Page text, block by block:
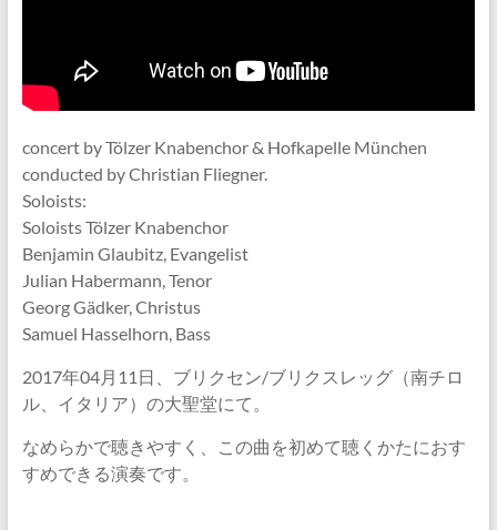
concert by Tölzer Knabenchor & Hofkapelle München
conducted by Christian Fliegner.
Soloists:
Soloists Tölzer Knabenchor
Benjamin Glaubitz, Evangelist
Julian Habermann, Tenor
Georg Gädker, Christus
Samuel Hasselhorn, Bass
2017年04月11日、ブリクセン/ブリクスレッグ（南チロ
ル、イタリア）の大聖堂にて。
なめらかで聴きやすく、この曲を初めて聴くかたにおす
すめできる演奏です。